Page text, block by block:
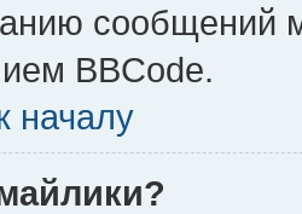
сообщений
BBCode.
началу